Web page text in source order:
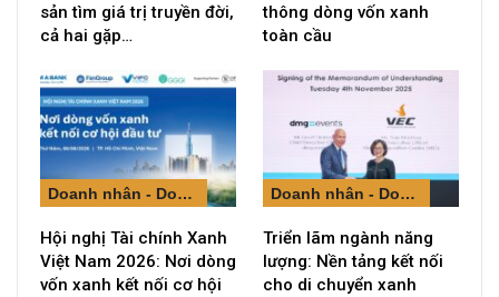
sản tìm giá trị truyền đời,
cả hai gặp…
thông dòng vốn xanh
toàn cầu
Doanh nhân - Doanh nghiệp
Hội nghị Tài chính Xanh
Việt Nam 2026: Nơi dòng
vốn xanh kết nối cơ hội
Doanh nhân - Doanh nghiệp
Triển lãm ngành năng
lượng: Nền tảng kết nối
cho di chuyển xanh